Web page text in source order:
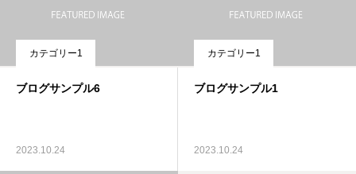
カテゴリー1
ブログサンプル6
2023.10.24
カテゴリー1
ブログサンプル1
2023.10.24